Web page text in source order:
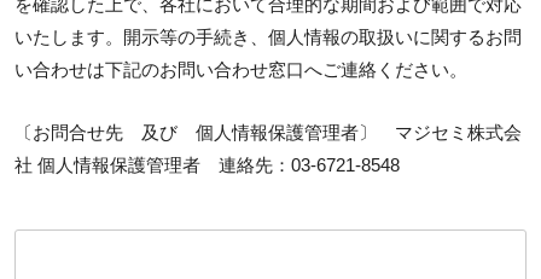
いたします。開示等の手続き、個人情報の取扱いに関するお問
い合わせは下記のお問い合わせ窓口へご連絡ください。
〔お問合せ先 及び 個人情報保護管理者〕 マジセミ株式会
社 個人情報保護管理者 連絡先：03-6721-8548